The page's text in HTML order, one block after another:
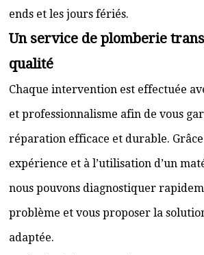
ends et les jours fériés.
Un service de plomberie
qualité
Chaque intervention est effectuée
et professionnalisme afin de vous
réparation efficace et durable.
expérience et à l’utilisation d’un
nous pouvons diagnostiquer
problème et vous proposer la
adaptée.